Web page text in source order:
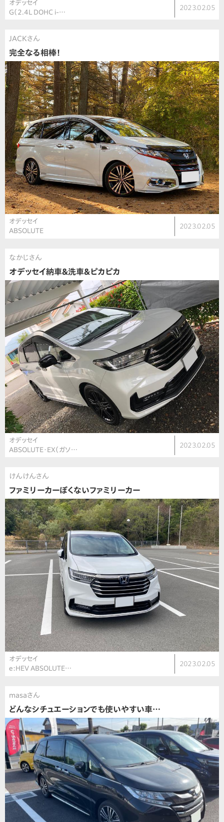
オデッセイ
G（2.4L DOHC i-…
2023.02.05
JACKさん
完全なる相棒！
オデッセイ
ABSOLUTE
2023.02.05
なかじさん
オデッセイ納車＆洗車＆ピカピカ
オデッセイ
ABSOLUTE・EX（ガソ…
2023.02.05
けんけんさん
ファミリーカーぽくないファミリーカー
オデッセイ
e:HEV ABSOLUTE…
2023.02.05
masaさん
どんなシチュエーションでも使いやすい車…